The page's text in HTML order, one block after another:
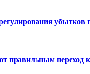
правильным